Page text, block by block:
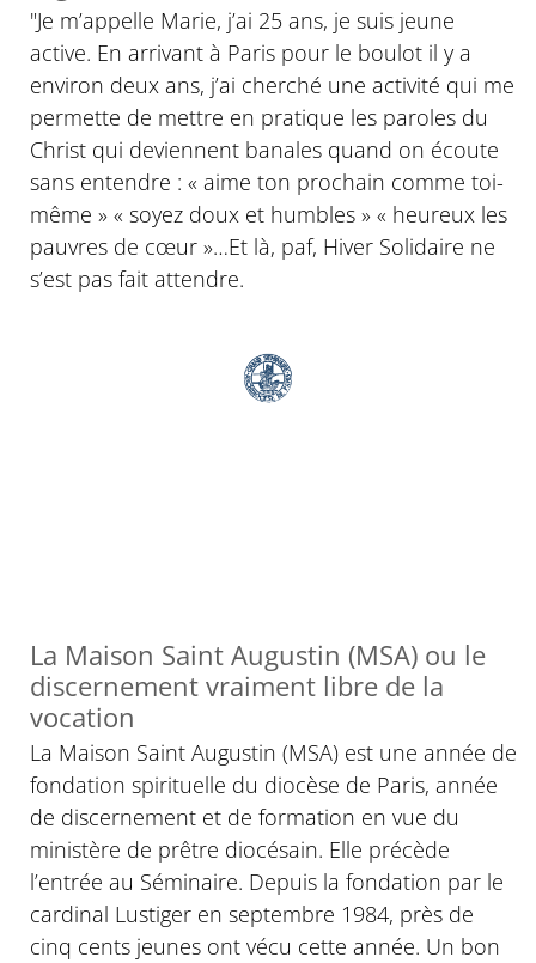
"Je m’appelle Marie, j’ai 25 ans, je suis jeune
active. En arrivant à Paris pour le boulot il y a
environ deux ans, j’ai cherché une activité qui me
permette de mettre en pratique les paroles du
Christ qui deviennent banales quand on écoute
sans entendre : « aime ton prochain comme toi-
même » « soyez doux et humbles » « heureux les
pauvres de cœur »…Et là, paf, Hiver Solidaire ne
s’est pas fait attendre.
La Maison Saint Augustin (MSA) ou le
discernement vraiment libre de la
vocation
La Maison Saint Augustin (MSA) est une année de
fondation spirituelle du diocèse de Paris, année
de discernement et de formation en vue du
ministère de prêtre diocésain. Elle précède
l’entrée au Séminaire. Depuis la fondation par le
cardinal Lustiger en septembre 1984, près de
cinq cents jeunes ont vécu cette année. Un bon